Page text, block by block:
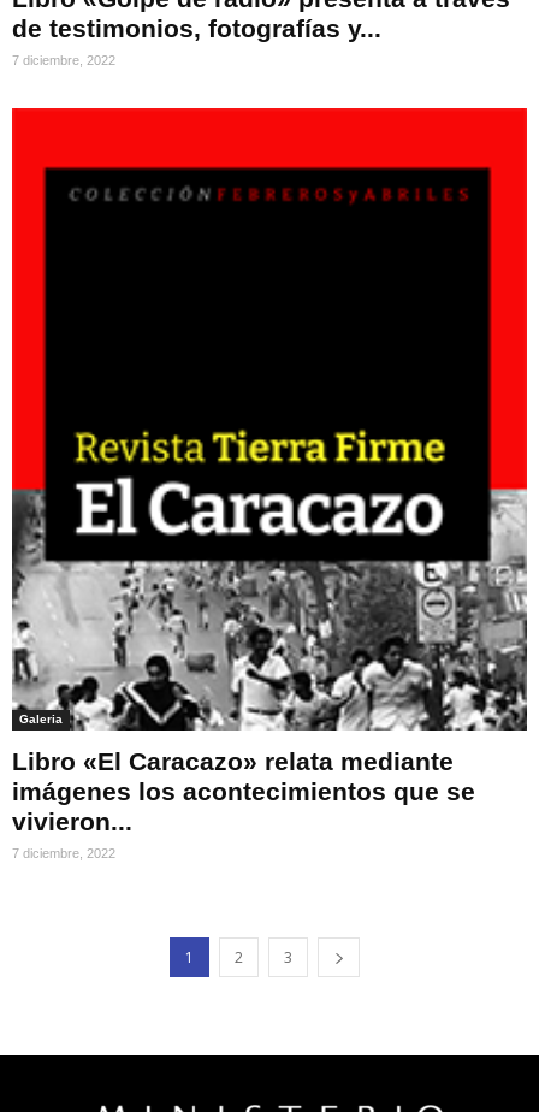
de testimonios, fotografías y...
7 diciembre, 2022
Galeria
Libro «El Caracazo» relata mediante
imágenes los acontecimientos que se
vivieron...
7 diciembre, 2022
1 2 3